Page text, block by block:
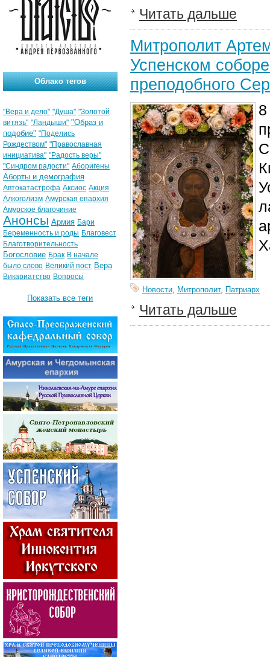
Читать дальше
Митрополит
Успенском
преподобного
Новости, Митрополит, Патриарх
Читать дальше
Облако тегов
"Вера и дело" "Душа" "Золотой
витязь" "Ландыши" "Образ и
подобие" "Поделись
Рождеством" "Православная
инициатива" "Радость веры"
"Синдром радости" Аборигены
Аборты и демография
Автокатастрофа Аксиос Акция
Алкоголизм Амурская епархия
Амурское благочиние
Анонсы Армия Бари
Беременность и роды Благовест
Благотворительность
Богословие Брак В начале
было слово Великий пост Вера
Викариатство Вопросы
Показать все теги